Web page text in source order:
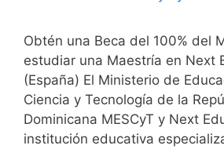
Obtén una Beca del 100% del
estudiar una Maestría en Next
(España) El Ministerio de
Ciencia y Tecnología de la
Dominicana MESCyT y Next
institución educativa